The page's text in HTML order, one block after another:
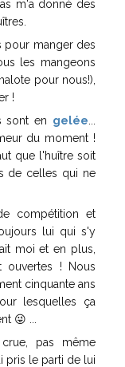
m'a donné des
pour manger des
les mangeons
pour nous!),
!
sont en gelée
du moment !
que l'huître soit
de celles qui ne
compétition et
lui qui s'y
moi et en plus,
ouvertes ! Nous
cinquante ans
lesquelles ça
😜 ...
pas même
pris le parti de lui